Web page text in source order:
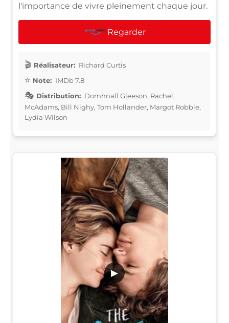
l'importance de vivre pleinement chaque jour.
Regarder
Réalisateur: Richard Curtis
Note: IMDb 7.8
Distribution: Domhnall Gleeson, Rachel
McAdams, Bill Nighy, Tom Hollander, Margot Robbie,
Lydia Wilson
▶